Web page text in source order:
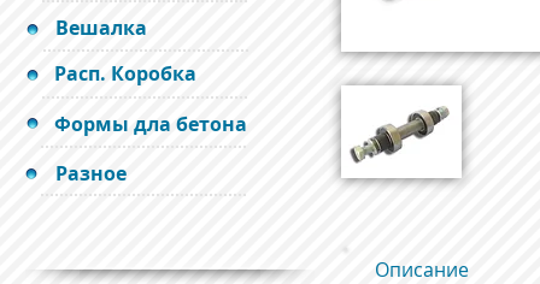
Вешалка
Расп. Коробка
Формы дла бетона
Разное
Описание